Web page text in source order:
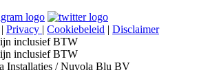
| Privacy | Cookiebeleid | Disclaimer
inclusief BTW
inclusief BTW
Installaties / Nuvola Blu BV